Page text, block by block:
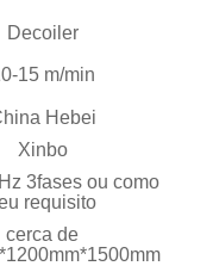
Decoiler
15 m/min
Hebei
Xinbo
3fases ou como
requisito
cerca de